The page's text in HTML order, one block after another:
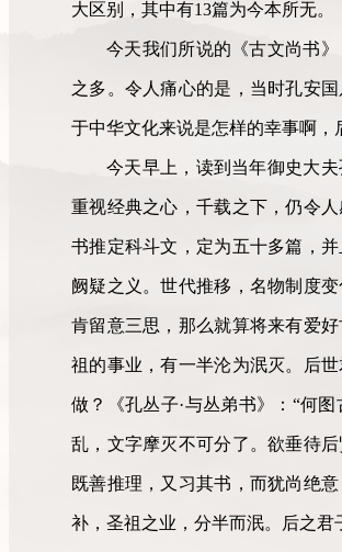
大区别，其中有13篇为今本所无。
今天我们所说的《古文尚书
之多。令人痛心的是，当时孔安
于中华文化来说是怎样的幸事啊，
今天早上，读到当年御史大
重视经典之心，千载之下，仍令
书推定科斗文，定为五十多篇，
阙疑之义。世代推移，名物制度
肯留意三思，那么就算将来有爱
祖的事业，有一半沦为泯灭。后
做？《孔丛子·与丛弟书》：“何
乱，文字摩灭不可分了。欲垂待
既善推理，又习其书，而犹尚绝
补，圣祖之业，分半而泯。后之